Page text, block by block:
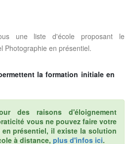
une liste d'école proposant le
Photographie en présentiel.
la formation initiale en
des raisons d'éloignement
vous ne pouvez faire votre
présentiel, il existe la solution
à distance, plus d'infos ici.